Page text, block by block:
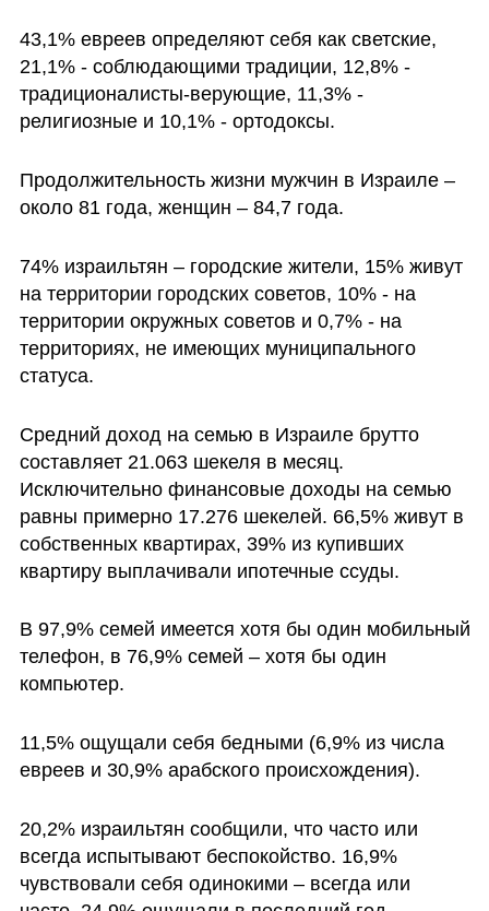
43,1% евреев определяют себя как светские,
21,1% - соблюдающими традиции, 12,8% -
традиционалисты-верующие, 11,3% -
религиозные и 10,1% - ортодоксы.
Продолжительность жизни мужчин в Израиле –
около 81 года, женщин – 84,7 года.
74% израильтян – городские жители, 15% живут
на территории городских советов, 10% - на
территории окружных советов и 0,7% - на
территориях, не имеющих муниципального
статуса.
Средний доход на семью в Израиле брутто
составляет 21.063 шекеля в месяц.
Исключительно финансовые доходы на семью
равны примерно 17.276 шекелей. 66,5% живут в
собственных квартирах, 39% из купивших
квартиру выплачивали ипотечные ссуды.
В 97,9% семей имеется хотя бы один мобильный
телефон, в 76,9% семей – хотя бы один
компьютер.
11,5% ощущали себя бедными (6,9% из числа
евреев и 30,9% арабского происхождения).
20,2% израильтян сообщили, что часто или
всегда испытывают беспокойство. 16,9%
чувствовали себя одинокими – всегда или